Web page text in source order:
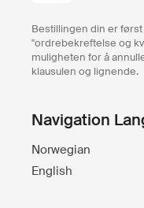
Bestillingen din er
"ordrebekreftelse og
muligheten for å
klausulen og lignende.
Navigation
Norwegian
English